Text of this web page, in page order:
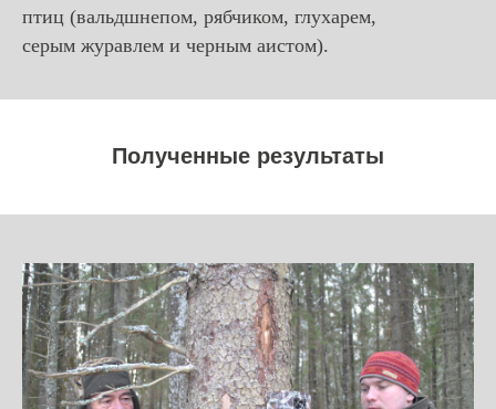
птиц (вальдшнепом, рябчиком, глухарем,
серым журавлем и черным аистом).
Полученные результаты